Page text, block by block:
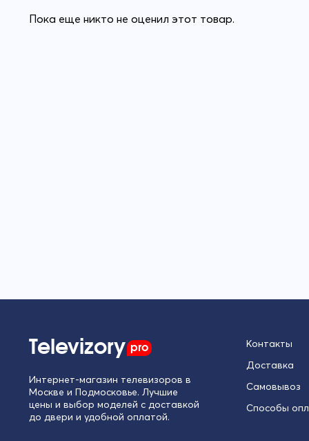
Пока еще никто не оценил этот товар.
Televizory pro
Интернет-магазин телевизоров в
Москве и Подмосковье. Лучшие
цены и выбор моделей с доставкой
до двери и удобной оплатой.
Контакты
Доставка
Самовывоз
Способы